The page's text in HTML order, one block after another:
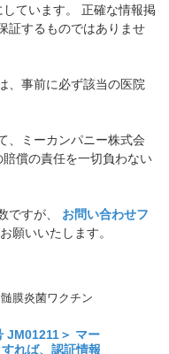
ています。 正確な情報掲
証するものではありませ
、事前に必ず該当の医院
、ミーカンパニー株式会
賠償の責任を一切負わない
ですが、 お問い合わせフ
願いいたします。
髄膜炎菌ワクチン